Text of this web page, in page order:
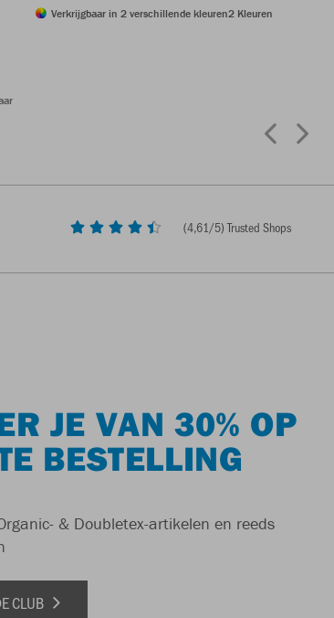
Verkrijgbaar in 2 verschillende kleuren2 Kleuren
(4,61/5) Trusted Shops
JE VAN 30% OP
BESTELLING
& Doubletex-artikelen en reeds
CLUB